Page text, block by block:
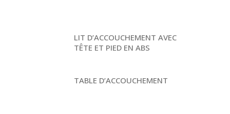
LIT D’ACCOUCHEMENT AVEC
TÊTE ET PIED EN ABS
TABLE D’ACCOUCHEMENT